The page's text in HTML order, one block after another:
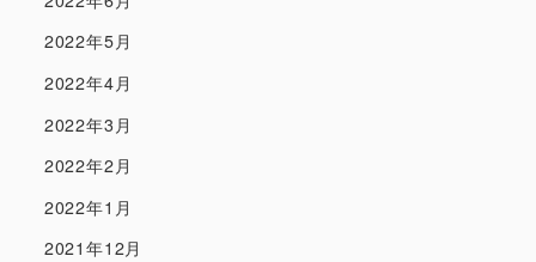
2022年5月
2022年4月
2022年3月
2022年2月
2022年1月
2021年12月